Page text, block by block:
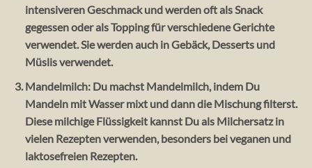
intensiveren Geschmack und werden oft als Snack
gegessen oder als Topping für verschiedene Gerichte
verwendet. Sie werden auch in Gebäck, Desserts und
Müslis verwendet.
Mandelmilch:Du machst Mandelmilch, indem Du
Mandeln mit Wasser mixt und dann die Mischung filterst.
Diese milchige Flüssigkeit kannst Du als Milchersatz in
vielen Rezepten verwenden, besonders bei veganen und
laktosefreien Rezepten.